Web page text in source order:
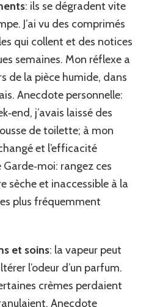
: ils se dégradent vite
J’ai vu des comprimés
qui collent et des notices
semaines. Mon réflexe a
de la pièce humide, dans
Anecdote personnelle:
j’avais laissé des
de toilette; à mon
et l’efficacité
rangez ces
sèche et inaccessible à la
plus fréquemment
et soins: la vapeur peut
l’odeur d’un parfum.
crèmes perdaient
Anecdote